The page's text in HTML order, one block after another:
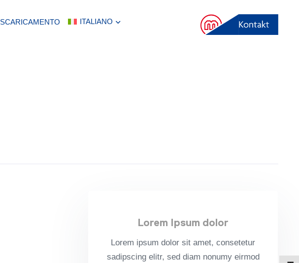
SCARICAMENTO ITALIANO
Lorem Ipsum dolor
Lorem ipsum dolor sit amet, con­sete­tur
sadipscing elitr, sed diam nonumy eirmod